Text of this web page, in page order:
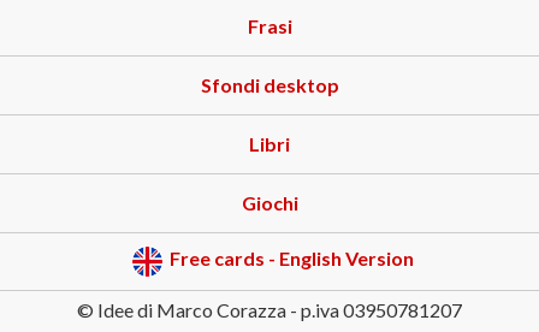
Frasi
Sfondi desktop
Libri
Giochi
Free cards - English Version
© Idee di Marco Corazza - p.iva 03950781207